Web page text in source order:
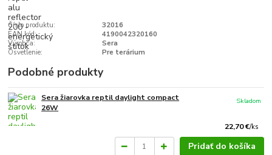
Číslo produktu:
32016
EAN kód:
4190042320160
Výrobca:
Sera
Osvetlenie:
Pre terárium
Podobné produkty
Sera žiarovka reptil daylight compact
26W
22,70 €/ks
Skladom
Pridať do košíka